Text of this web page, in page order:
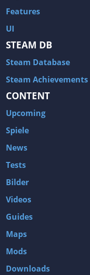
Features
UI
STEAM DB
Steam Database
Steam Achievements
CONTENT
Upcoming
Spiele
News
Tests
Bilder
Videos
Guides
Maps
Mods
Downloads